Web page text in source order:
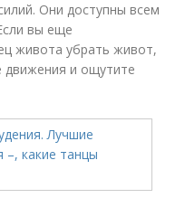
Они доступны всем
вы еще
живота убрать живот,
движения и ощутите